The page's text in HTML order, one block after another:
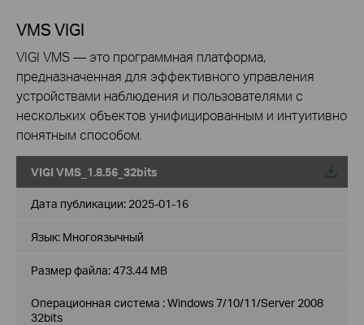
VMS VIGI
VIGI VMS — это программная платформа,
предназначенная для эффективного управления
устройствами наблюдения и пользователями с
нескольких объектов унифицированным и интуитивно
понятным способом.
VIGI VMS_1.8.56_32bits
Дата публикации: 2025-01-16
Язык: Многоязычный
Размер файла:473.44 MB
Операционная система : Windows 7/10/11/Server 2008
32bits